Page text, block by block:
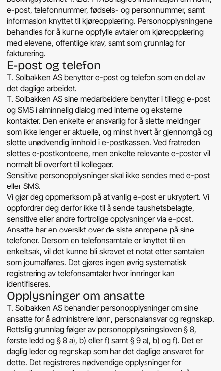
e-post, telefonnummer, fødsels- og personnummer, samt
informasjon knyttet til kjøreopplæring. Personopplysningene
behandles for å kunne oppfylle avtaler om kjøreopplæring
med elevene, offentlige krav, samt som grunnlag for
fakturering.
E-post og telefon
T. Solbakken AS benytter e-post og telefon som en del av
det daglige arbeidet.
T. Solbakken AS sine medarbeidere benytter i tillegg e-post
og SMS i alminnelig dialog med interne og eksterne
kontakter. Den enkelte er ansvarlig for å slette meldinger
som ikke lenger er aktuelle, og minst hvert år gjennomgå og
slette unødvendig innhold i e-postkassen. Ved fratreden
slettes e-postkontoene, men enkelte relevante e-poster vil
normalt bli overført til kollegaer.
Sensitive personopplysninger skal ikke sendes med e-post
eller SMS.
Vi gjør deg oppmerksom på at vanlig e-post er ukryptert. Vi
oppfordrer deg derfor ikke til å sende taushetsbelagte,
sensitive eller andre fortrolige opplysninger via e-post.
Ansatte har en oversikt over de siste anropene på sine
telefoner. Dersom en telefonsamtale er knyttet til en
enkeltsak, vil det kunne bli skrevet et notat etter samtalen
som journalføres. Det gjøres ingen øvrig systematisk
registrering av telefonsamtaler hvor innringer kan
identifiseres.
Opplysninger om ansatte
T. Solbakken AS behandler personopplysninger om sine
ansatte for å administrere lønn, personalansvar og regnskap.
Rettslig grunnlag følger av personopplysningsloven § 8,
første ledd og § 8 a), b) eller f) samt § 9 a), b) og f). Det er
daglig leder og regnskap som har det daglige ansvaret for
dette. Det registreres nødvendige opplysninger for